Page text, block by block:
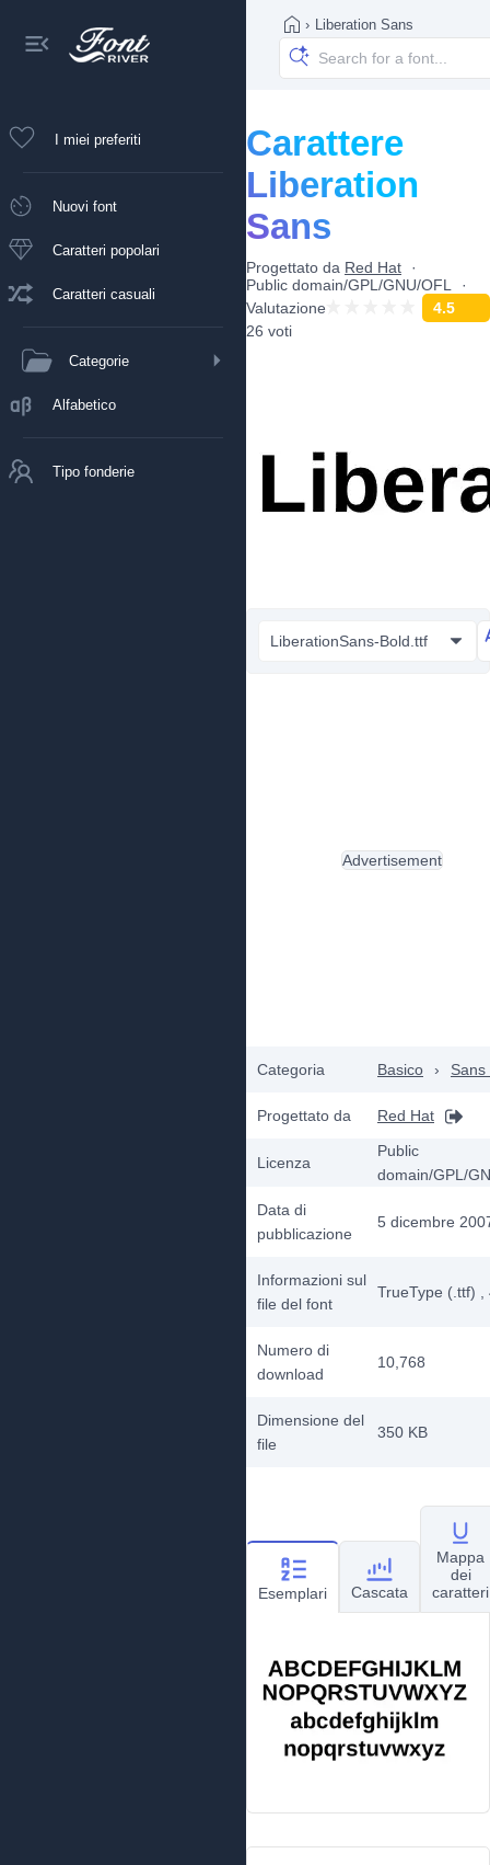
I miei preferiti
Nuovi font
Caratteri popolari
Caratteri casuali
Categorie
Alfabetico
Tipo fonderie
› Liberation Sans
Carattere
Liberation
Sans
Progettato da Red Hat
Public domain/GPL/GNU/OFL
Valutazione
4.5
26 voti
LiberationSans-Bold.ttf
Categoria Basico › Sans
Progettato da Red Hat
Licenza
Public
domain/GPL/
Data di
pubblicazione
5 dicembre
Informazioni sul
file del font
TrueType (.ttf)
Numero di
download
10,768
Dimensione del
file
350 KB
Advertisement
Esemplari Cascata
Mappa
dei
caratteri